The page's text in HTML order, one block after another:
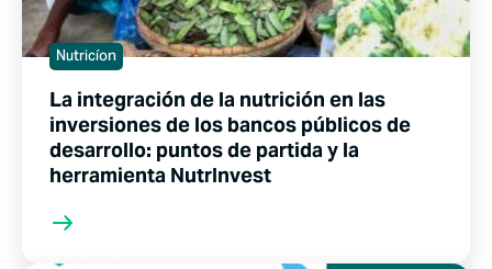
Nutricíon
La integración de la nutrición en las
inversiones de los bancos públicos de
desarrollo: puntos de partida y la
herramienta NutrInvest